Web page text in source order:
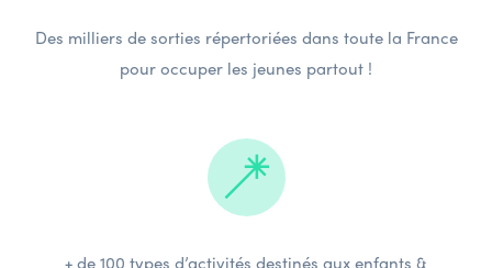
Des milliers de sorties répertoriées dans toute la France
pour occuper les jeunes partout !
+ de 100 types d’activités destinés aux enfants &